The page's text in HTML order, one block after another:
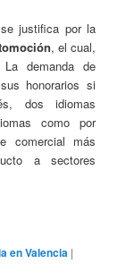
justifica por la
, el cual,
demanda de
honorarios si
dos idiomas
como por
comercial más
a sectores
en Valencia |